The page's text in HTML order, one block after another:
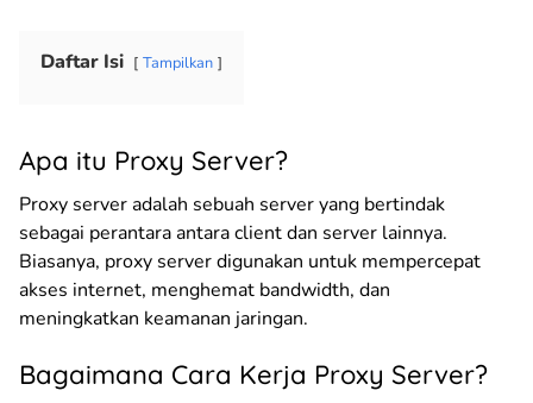
Daftar Isi Tampilkan
Apa itu Proxy Server?
Proxy server adalah sebuah server yang bertindak
sebagai perantara antara client dan server lainnya.
Biasanya, proxy server digunakan untuk mempercepat
akses internet, menghemat bandwidth, dan
meningkatkan keamanan jaringan.
Bagaimana Cara Kerja Proxy Server?